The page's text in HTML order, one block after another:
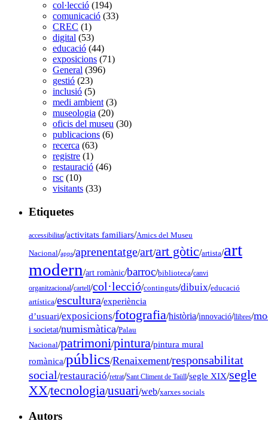
col·lecció (194)
comunicació (33)
CREC (1)
digital (53)
educació (44)
exposicions (71)
General (396)
gestió (23)
inclusió (5)
medi ambient (3)
museologia (20)
oficis del museu (30)
publicacions (6)
recerca (63)
registre (1)
restauració (46)
rsc (10)
visitants (33)
Etiquetes
accessibilitat/activitats familiars/Amics del Museu
Nacional/apps/aprenentatge/art/art gòtic/artista/art
modern/art romànic/barroc/biblioteca/canvi
organitzacional/cartell/col·lecció/continguts/dibuix/educació
artística/escultura/experiència
d’usuari/exposicions/fotografia/història/innovació/llibres/
i societat/numismàtica/Palau
Nacional/patrimoni/pintura/pintura mural
romànica/públics/Renaixement/responsabilitat
social/restauració/retrat/Sant Climent de Taüll/segle XIX/segle
XX/tecnologia/usuari/web/xarxes socials
Autors